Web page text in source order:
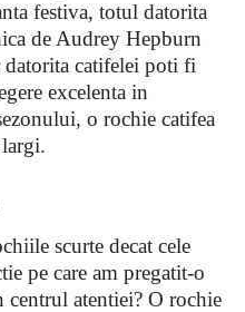
festiva, totul datorita
de Audrey Hepburn
datorita catifelei poti fi
excelenta in
o rochie catifea
scurte decat cele
pe care am pregatit-o
centrul atentiei? O rochie